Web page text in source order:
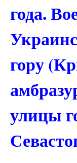
года.
гору
улицы